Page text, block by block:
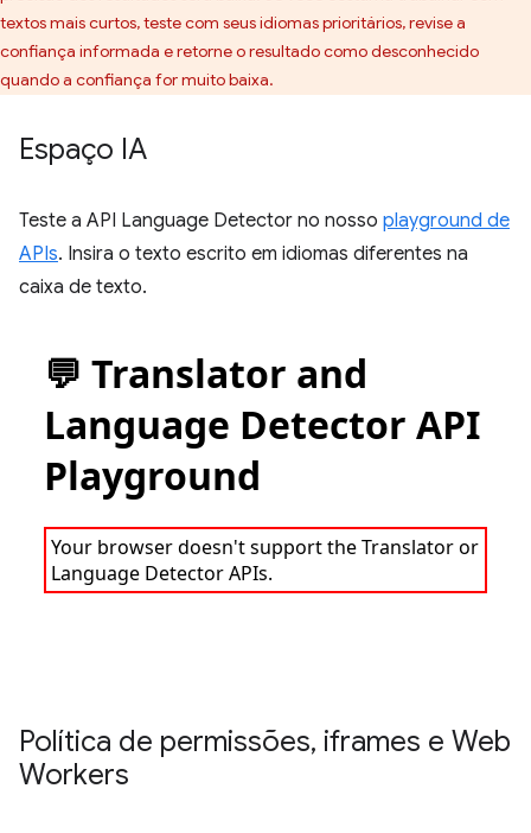
textos mais curtos, teste com seus idiomas prioritários, revise a
confiança informada e retorne o resultado como desconhecido
quando a confiança for muito baixa.
Espaço IA
Teste a API Language Detector no nosso playground de
APIs. Insira o texto escrito em idiomas diferentes na
caixa de texto.
Política de permissões, iframes e Web
Workers